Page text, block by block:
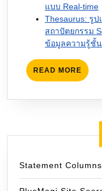
แบบ Real-time
Thesaurus: รูป
สถาปัตยกรรม
ข้อมูลความรู้ชั้
READ MORE READ
MORE
Statement